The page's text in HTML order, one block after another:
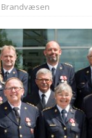
Brandvæsen